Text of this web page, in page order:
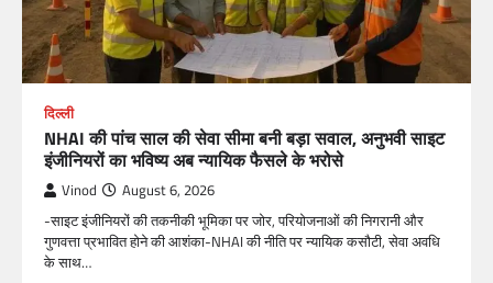
दिल्ली
NHAI की पांच साल की सेवा सीमा बनी बड़ा सवाल, अनुभवी साइट
इंजीनियरों का भविष्य अब न्यायिक फैसले के भरोसे
Vinod August 6, 2026
-साइट इंजीनियरों की तकनीकी भूमिका पर जोर, परियोजनाओं की निगरानी और
गुणवत्ता प्रभावित होने की आशंका-NHAI की नीति पर न्यायिक कसौटी, सेवा अवधि
के साथ…